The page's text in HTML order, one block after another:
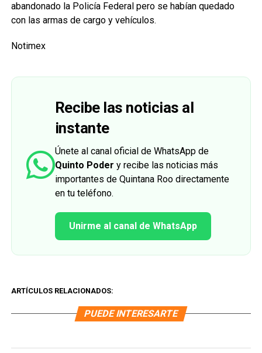
abandonado la Policía Federal pero se habían quedado
con las armas de cargo y vehículos.
Notimex
Recibe las noticias al
instante
Únete al canal oficial de WhatsApp de
Quinto Poder y recibe las noticias más
importantes de Quintana Roo directamente
en tu teléfono.
Unirme al canal de WhatsApp
ARTÍCULOS RELACIONADOS:
PUEDE INTERESARTE